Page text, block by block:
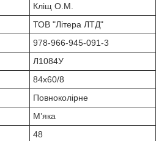
Кліщ О.М.
ТОВ "Літера ЛТД"
978-966-945-091-3
Л1084У
84х60/8
Повноколірне
М’яка
48